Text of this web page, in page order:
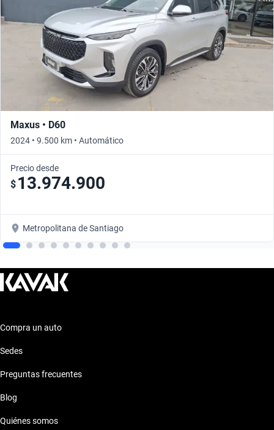
Maxus • D60
2024 • 9.500 km • Automático
Precio desde
$ 13.974.900
Metropolitana de Santiago
Compra un auto
Sedes
Preguntas frecuentes
Blog
Quiénes somos